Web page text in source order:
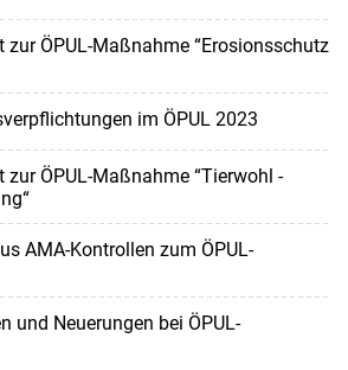
ÖPUL-Maßnahme “Erosionsschutz
im ÖPUL 2023
ÖPUL-Maßnahme “Tierwohl -
AMA-Kontrollen zum ÖPUL-
und Neuerungen bei ÖPUL-